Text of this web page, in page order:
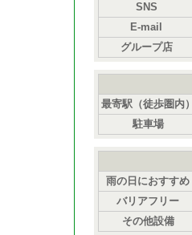
SNS
E-mail
グループ店
最寄駅（徒歩圏内）
駐車場
雨の日におすすめ
バリアフリー
その他設備